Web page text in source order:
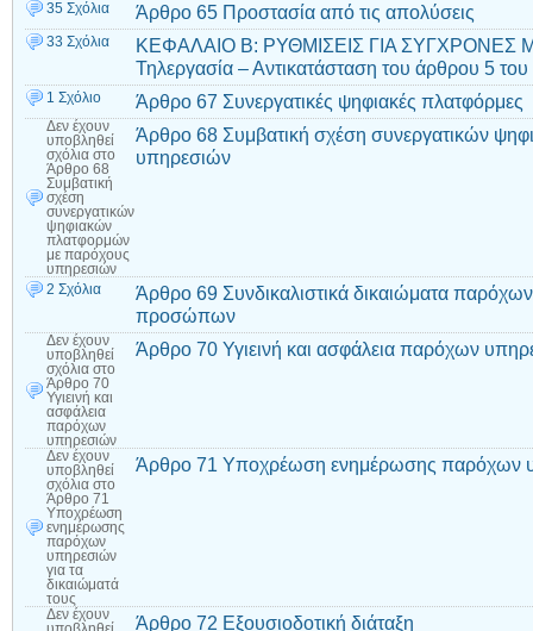
35 Σχόλια Άρθρο 65 Προστασία από τις απολύσεις
33 Σχόλια
ΚΕΦΑΛΑΙΟ Β: ΡΥΘΜΙΣΕΙΣ ΓΙΑ ΣΥΓΧΡΟΝΕΣ
Τηλεργασία – Αντικατάσταση του άρθρου 5
1 Σχόλιο Άρθρο 67 Συνεργατικές ψηφιακές πλατφόρμες
Δεν έχουν
υποβληθεί
σχόλια στο
Άρθρο 68
Συμβατική
σχέση
συνεργατικών
ψηφιακών
πλατφορμών
με παρόχους
υπηρεσιών
Άρθρο 68 Συμβατική σχέση συνεργατικών
υπηρεσιών
2 Σχόλια
Άρθρο 69 Συνδικαλιστικά δικαιώματα
προσώπων
Δεν έχουν
υποβληθεί
σχόλια στο
Άρθρο 70
Υγιεινή και
ασφάλεια
παρόχων
υπηρεσιών
Άρθρο 70 Υγιεινή και ασφάλεια παρόχων
Δεν έχουν
υποβληθεί
σχόλια στο
Άρθρο 71
Υποχρέωση
ενημέρωσης
παρόχων
υπηρεσιών
για τα
δικαιώματά
τους
Άρθρο 71 Υποχρέωση ενημέρωσης παρόχων
Δεν έχουν
Άρθρο 72 Εξουσιοδοτική διάταξη